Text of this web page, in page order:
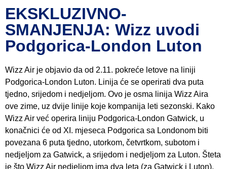
EKSKLUZIVNO-
SMANJENJA: Wizz uvodi
Podgorica-London Luton
Wizz Air je objavio da od 2.11. pokreće letove na liniji
Podgorica-London Luton. Linija će se operirati dva puta
tjedno, srijedom i nedjeljom. Ovo je osma linija Wizz Aira
ove zime, uz dvije linije koje kompanija leti sezonski. Kako
Wizz Air već operira liniju Podgorica-London Gatwick, u
konačnici će od XI. mjeseca Podgorica sa Londonom biti
povezana 6 puta tjedno, utorkom, četvrtkom, subotom i
nedjeljom za Gatwick, a srijedom i nedjeljom za Luton. Šteta
je što Wizz Air nedjeljom ima dva leta (za Gatwick i Luton),